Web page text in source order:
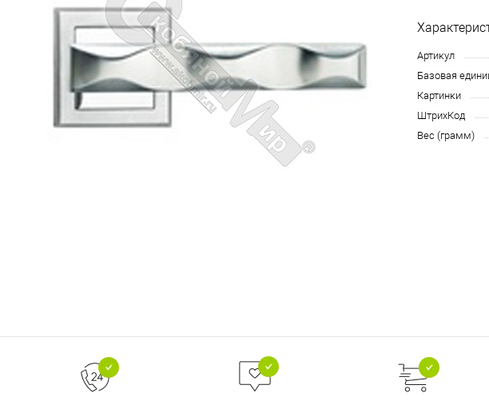
Артикул
Базовая
Картинки
ШтрихКод
Вес (грамм)